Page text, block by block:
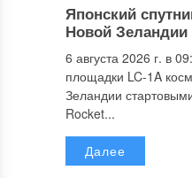
Японский
Новой Зеландии
6 августа 2026 г. в
площадки LC-1A
Зеландии
Rocket...
Далее